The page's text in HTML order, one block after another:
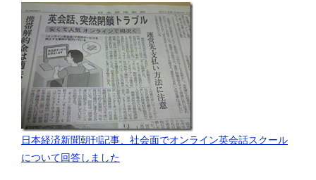
日本経済新聞朝刊記事、社会面でオンライン英会話スクール
について回答しました